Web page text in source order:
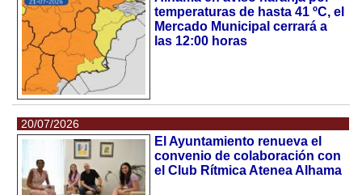
temperaturas de hasta 41 ºC, el
Mercado Municipal cerrará a
las 12:00 horas
20/07/2026
El Ayuntamiento renueva el
convenio de colaboración con
el Club Rítmica Atenea Alhama